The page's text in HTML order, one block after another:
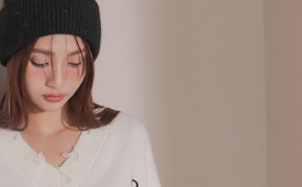
pautan dalam SMS, anda boleh
anda melalui salah satu saluran berikut: kod
Taiwan Mobile, pemindahan bank,
oleh Taiwan Mobile Co., Ltd. (“Syarikat”),
membeli barangan atau perkhidmatan
mungkin mengambil masa yang lebih
anda dikehendaki membuat pembayaran
sama ada anda menerima pesanan.
pengguna kali pertama boleh sehingga
sebenar yang diluluskan akan berdasarkan
oleh AFTEE.
mestilah lebih besar daripada NT$20.
percuma untuk pesanan